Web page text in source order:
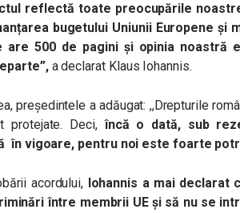
reflectă toate preocupările
bugetului Uniunii Europene și
are 500 de pagini și opinia noastră
a declarat Klaus Iohannis.
președintele a adăugat: ,,Drepturile
protejate. Deci,încă o dată, sub
în vigoare, pentru noi este foarte
acordului, Iohannis a mai declarat
între membrii UE și să nu se